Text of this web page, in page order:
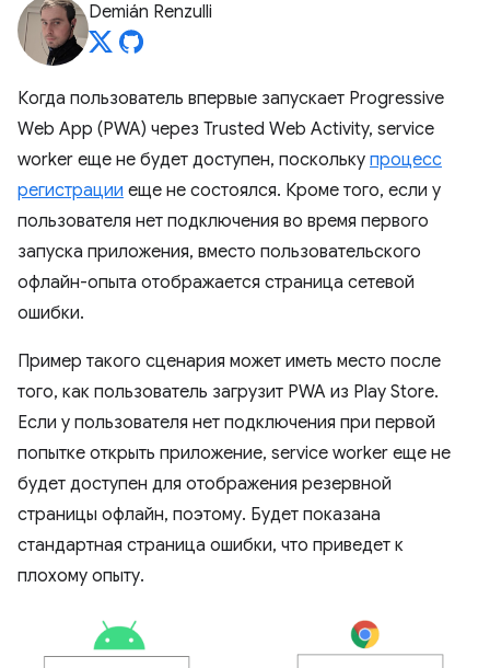
Demián Renzulli
Когда пользователь впервые запускает Progressive
Web App (PWA) через Trusted Web Activity, service
worker еще не будет доступен, поскольку процесс
регистрации еще не состоялся. Кроме того, если у
пользователя нет подключения во время первого
запуска приложения, вместо пользовательского
офлайн-опыта отображается страница сетевой
ошибки.
Пример такого сценария может иметь место после
того, как пользователь загрузит PWA из Play Store.
Если у пользователя нет подключения при первой
попытке открыть приложение, service worker еще не
будет доступен для отображения резервной
страницы офлайн, поэтому. Будет показана
стандартная страница ошибки, что приведет к
плохому опыту.